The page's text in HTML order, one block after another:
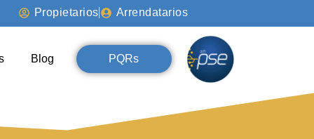
Propietarios Arrendatarios
Blog PQRs